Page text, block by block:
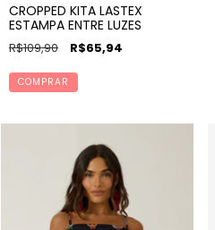
CROPPED KITA LASTEX
ESTAMPA ENTRE LUZES
R$109,90 R$65,94
COMPRAR